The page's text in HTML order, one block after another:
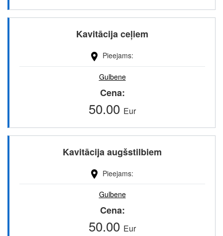
Kavitācija ceļiem
Pieejams
Gulbene
Cena
50.00 Eur
Kavitācija augšstilbiem
Pieejams
Gulbene
Cena
50.00 Eur